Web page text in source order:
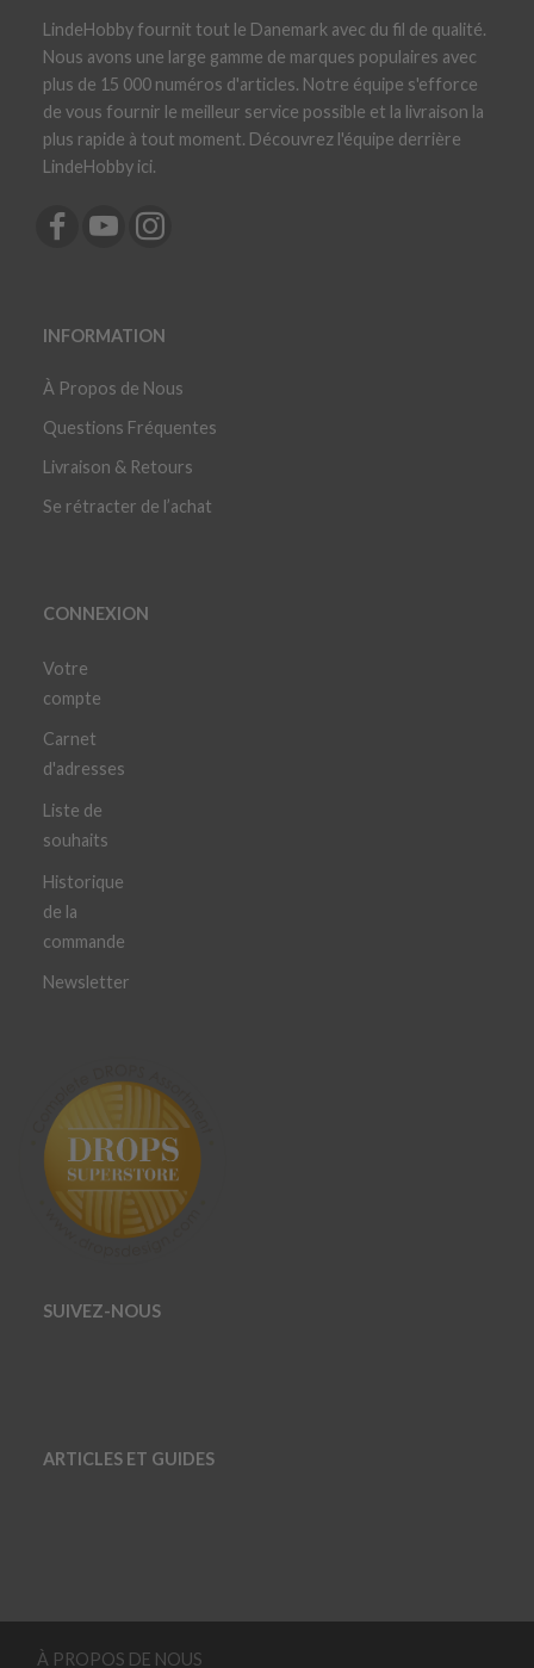
LindeHobby fournit tout le Danemark avec du fil de qualité.
Nous avons une large gamme de marques populaires avec
plus de 15 000 numéros d'articles. Notre équipe s'efforce
de vous fournir le meilleur service possible et la livraison la
plus rapide à tout moment. Découvrez l'équipe derrière
LindeHobby ici.
INFORMATION
À Propos de Nous
Questions Fréquentes
Livraison & Retours
Se rétracter de l’achat
CONNEXION
Votre
compte
Carnet
d'adresses
Liste de
souhaits
Historique
de la
commande
Newsletter
SUIVEZ-NOUS
ARTICLES ET GUIDES
À PROPOS DE NOUS